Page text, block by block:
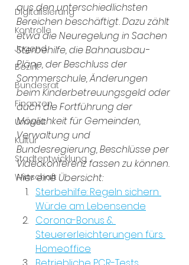
Digitalisierung
Kontrolle
Jugend
Bezirk
Bundesrat
Finanzen
Umwelt
Kultur
Stadtentwicklung
Wirtschaft
aus den unterschiedlichsten
Bereichen beschäftigt. Dazu zählt
etwa die Neuregelung in Sachen
Sterbehilfe, die Bahnausbau-
Pläne, der Beschluss der
Sommerschule, Änderungen
beim Kinderbetreuungsgeld oder
auch die Fortführung der
Möglichkeit für Gemeinden,
Verwaltung und
Bundesregierung, Beschlüsse per
Videokonferenz fassen zu können.
Hier eine Übersicht:
Sterbehilfe: Regeln sichern
Würde am Lebensende
Corona-Bonus &
Steuererleichterungen fürs
Homeoffice